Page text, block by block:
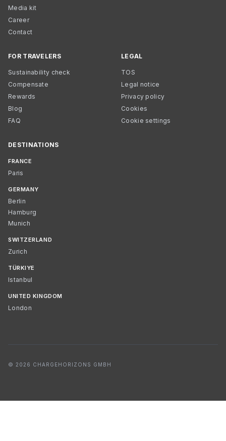
Media kit
Career
Contact
FOR TRAVELERS
Sustainability check
Compensate
Rewards
Blog
FAQ
LEGAL
TOS
Legal notice
Privacy policy
Cookies
Cookie settings
DESTINATIONS
FRANCE
Paris
GERMANY
Berlin
Hamburg
Munich
SWITZERLAND
Zurich
TÜRKIYE
Istanbul
UNITED KINGDOM
London
© 2026 CHARGEHORIZONS GMBH